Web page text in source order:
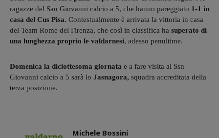
ragazze del San Giovanni calcio a 5, che hanno pareggiato 1-1 in
casa del Cus Pisa. Contestualmente è arrivata la vittoria in casa
del Team Rome del Firenza, che così in classifica ha superato di
una lunghezza proprio le valdarnesi, adesso penultime.
Domenica la diciottesoma giornata e a fare visita al Ssn
Giovanni calcio a 5 sarà lo Jasnagora, squadra accreditata della
terza posizione.
Michele Bossini